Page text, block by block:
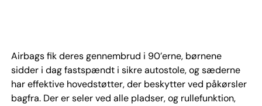
Airbags fik deres gennembrud i 90’erne, børnene
sidder i dag fastspændt i sikre autostole, og sæderne
har effektive hovedstøtter, der beskytter ved påkørsler
bagfra. Der er seler ved alle pladser, og rullefunktion,